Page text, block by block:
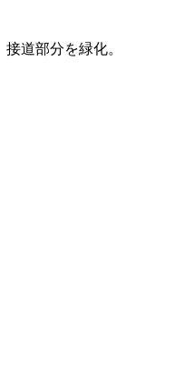
接道部分を緑化。